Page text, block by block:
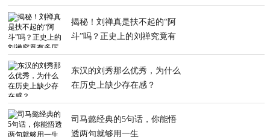
揭秘！刘禅真是扶不起的“阿
斗”吗？正史上的刘禅究竟有
东汉的刘秀那么优秀，为什么
在历史上缺少存在感？
司马懿经典的5句话，你能悟
透两句就够用一生